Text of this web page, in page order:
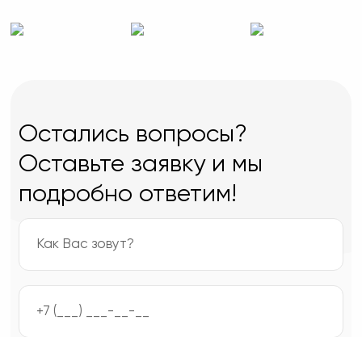
Остались вопросы?
Оставьте заявку и мы
подробно ответим!